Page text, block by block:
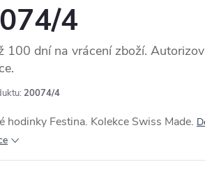
4
100 dní na vrácení zboží.
20074/4
hodinky Festina. Kolekce Swiss Made.